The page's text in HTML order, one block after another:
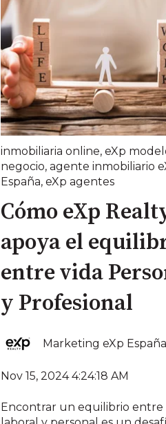
inmobiliaria online, eXp
negocio, agente inmobiliario
España, eXp agentes
Cómo eXp
apoya el
entre vida
y Profesional
Marketing eXp España
Nov 15, 2024 4:24:18 AM
Encontrar un equilibrio entre